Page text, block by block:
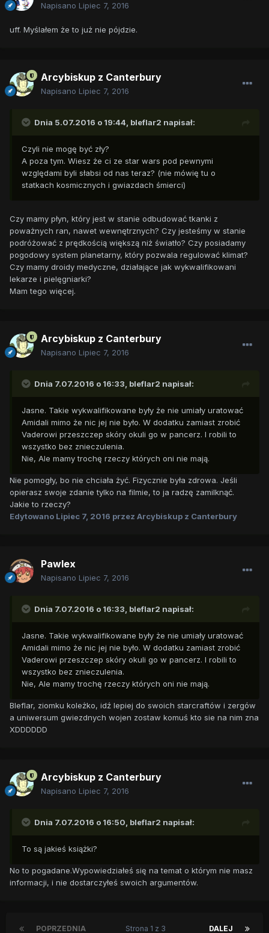
Napisano Lipiec 7, 2016
uff. Myślałem że to już nie pójdzie.
Arcybiskup z Canterbury
Napisano Lipiec 7, 2016
Dnia 5.07.2016 o 19:44, bleflar2 napisał:
Czyli nie mogę być zły?
A poza tym. Wiesz że ci ze star wars pod pewnymi
względami byli słabsi od nas teraz? (nie mówię tu o
statkach kosmicznych i gwiazdach śmierci)
Czy mamy płyn, który jest w stanie odbudować tkanki z
poważnych ran, nawet wewnętrznych? Czy jesteśmy w stanie
podróżować z prędkością większą niż światło? Czy posiadamy
pogodowy system planetarny, który pozwala regulować klimat?
Czy mamy droidy medyczne, działające jak wykwalifikowani
lekarze i pielęgniarki?
Mam tego więcej.
Arcybiskup z Canterbury
Napisano Lipiec 7, 2016
Dnia 7.07.2016 o 16:33, bleflar2 napisał:
Jasne. Takie wykwalifikowane były że nie umiały uratować
Amidali mimo że nic jej nie było. W dodatku zamiast zrobić
Vaderowi przeszczep skóry okuli go w pancerz. I robili to
wszystko bez znieczulenia.
Nie, Ale mamy trochę rzeczy których oni nie mają.
Nie pomogły, bo nie chciała żyć. Fizycznie była zdrowa. Jeśli
opierasz swoje zdanie tylko na filmie, to ja radzę zamilknąć.
Jakie to rzeczy?
Edytowano Lipiec 7, 2016 przez Arcybiskup z Canterbury
Pawlex
Napisano Lipiec 7, 2016
Dnia 7.07.2016 o 16:33, bleflar2 napisał:
Jasne. Takie wykwalifikowane były że nie umiały uratować
Amidali mimo że nic jej nie było. W dodatku zamiast zrobić
Vaderowi przeszczep skóry okuli go w pancerz. I robili to
wszystko bez znieczulenia.
Nie, Ale mamy trochę rzeczy których oni nie mają.
Bleflar, ziomku koleżko, idź lepiej do swoich starcraftów i zergów
a uniwersum gwiezdnych wojen zostaw komuś kto sie na nim zna
XDDDDDD
Arcybiskup z Canterbury
Napisano Lipiec 7, 2016
Dnia 7.07.2016 o 16:50, bleflar2 napisał:
To są jakieś książki?
No to pogadane.Wypowiedziałeś się na temat o którym nie masz
informacji, i nie dostarczyłeś swoich argumentów.
POPRZEDNIA DALEJ
Strona 1 z 3